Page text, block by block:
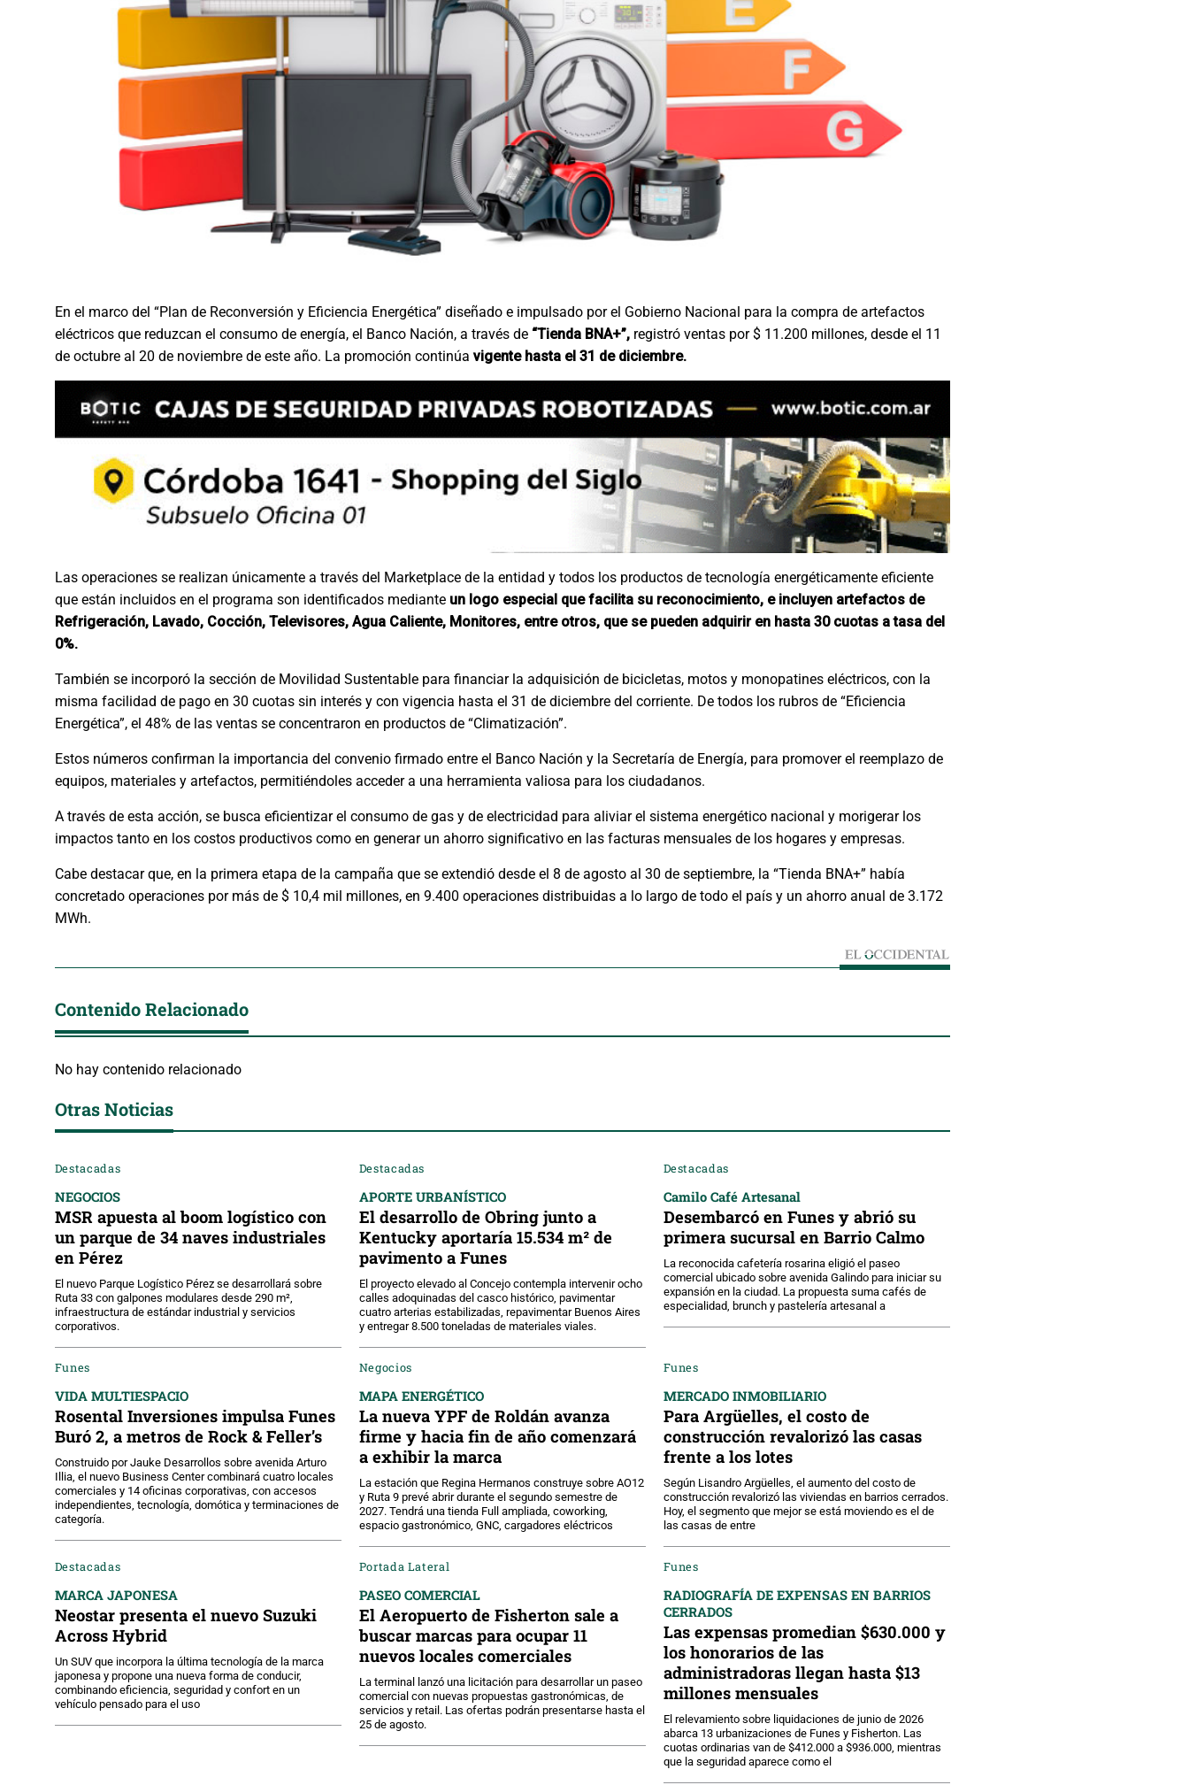
En el marco del “Plan de Reconversión y Eficiencia Energética” diseñado e impulsado por el Gobierno Nacional para la compra de artefactos
eléctricos que reduzcan el consumo de energía, el Banco Nación, a través de “Tienda BNA+”, registró ventas por $ 11.200 millones, desde el 11
de octubre al 20 de noviembre de este año. La promoción continúa vigente hasta el 31 de diciembre.
Las operaciones se realizan únicamente a través del Marketplace de la entidad y todos los productos de tecnología energéticamente eficiente
que están incluidos en el programa son identificados mediante un logo especial que facilita su reconocimiento, e incluyen artefactos de
Refrigeración, Lavado, Cocción, Televisores, Agua Caliente, Monitores, entre otros, que se pueden adquirir en hasta 30 cuotas a tasa del
0%.
También se incorporó la sección de Movilidad Sustentable para financiar la adquisición de bicicletas, motos y monopatines eléctricos, con la
misma facilidad de pago en 30 cuotas sin interés y con vigencia hasta el 31 de diciembre del corriente. De todos los rubros de “Eficiencia
Energética”, el 48% de las ventas se concentraron en productos de “Climatización”.
Estos números confirman la importancia del convenio firmado entre el Banco Nación y la Secretaría de Energía, para promover el reemplazo de
equipos, materiales y artefactos, permitiéndoles acceder a una herramienta valiosa para los ciudadanos.
A través de esta acción, se busca eficientizar el consumo de gas y de electricidad para aliviar el sistema energético nacional y morigerar los
impactos tanto en los costos productivos como en generar un ahorro significativo en las facturas mensuales de los hogares y empresas.
Cabe destacar que, en la primera etapa de la campaña que se extendió desde el 8 de agosto al 30 de septiembre, la “Tienda BNA+” había
concretado operaciones por más de $ 10,4 mil millones, en 9.400 operaciones distribuidas a lo largo de todo el país y un ahorro anual de 3.172
MWh.
Contenido Relacionado
No hay contenido relacionado
Otras Noticias
Destacadas
NEGOCIOS
MSR apuesta al boom logístico con
un parque de 34 naves industriales
en Pérez
El nuevo Parque Logístico Pérez se desarrollará sobre
Ruta 33 con galpones modulares desde 290 m²,
infraestructura de estándar industrial y servicios
corporativos.
Destacadas
APORTE URBANÍSTICO
El desarrollo de Obring junto a
Kentucky aportaría 15.534 m² de
pavimento a Funes
El proyecto elevado al Concejo contempla intervenir ocho
calles adoquinadas del casco histórico, pavimentar
cuatro arterias estabilizadas, repavimentar Buenos Aires
y entregar 8.500 toneladas de materiales viales.
Destacadas
Camilo Café Artesanal
Desembarcó en Funes y abrió su
primera sucursal en Barrio Calmo
La reconocida cafetería rosarina eligió el paseo
comercial ubicado sobre avenida Galindo para iniciar su
expansión en la ciudad. La propuesta suma cafés de
especialidad, brunch y pastelería artesanal a
Funes
VIDA MULTIESPACIO
Rosental Inversiones impulsa Funes
Buró 2, a metros de Rock & Feller’s
Construido por Jauke Desarrollos sobre avenida Arturo
Illia, el nuevo Business Center combinará cuatro locales
comerciales y 14 oficinas corporativas, con accesos
independientes, tecnología, domótica y terminaciones de
categoría.
Negocios
MAPA ENERGÉTICO
La nueva YPF de Roldán avanza
firme y hacia fin de año comenzará
a exhibir la marca
La estación que Regina Hermanos construye sobre AO12
y Ruta 9 prevé abrir durante el segundo semestre de
2027. Tendrá una tienda Full ampliada, coworking,
espacio gastronómico, GNC, cargadores eléctricos
Funes
MERCADO INMOBILIARIO
Para Argüelles, el costo de
construcción revalorizó las casas
frente a los lotes
Según Lisandro Argüelles, el aumento del costo de
construcción revalorizó las viviendas en barrios cerrados.
Hoy, el segmento que mejor se está moviendo es el de
las casas de entre
Destacadas
MARCA JAPONESA
Neostar presenta el nuevo Suzuki
Across Hybrid
Un SUV que incorpora la última tecnología de la marca
japonesa y propone una nueva forma de conducir,
combinando eficiencia, seguridad y confort en un
vehículo pensado para el uso
Portada Lateral
PASEO COMERCIAL
El Aeropuerto de Fisherton sale a
buscar marcas para ocupar 11
nuevos locales comerciales
La terminal lanzó una licitación para desarrollar un paseo
comercial con nuevas propuestas gastronómicas, de
servicios y retail. Las ofertas podrán presentarse hasta el
25 de agosto.
Funes
RADIOGRAFÍA DE EXPENSAS EN BARRIOS
CERRADOS
Las expensas promedian $630.000 y
los honorarios de las
administradoras llegan hasta $13
millones mensuales
El relevamiento sobre liquidaciones de junio de 2026
abarca 13 urbanizaciones de Funes y Fisherton. Las
cuotas ordinarias van de $412.000 a $936.000, mientras
que la seguridad aparece como el